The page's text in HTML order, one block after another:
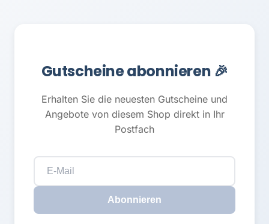
Gutscheine abonnieren 🎉
Erhalten Sie die neuesten Gutscheine und
Angebote von diesem Shop direkt in Ihr
Postfach
Abonnieren